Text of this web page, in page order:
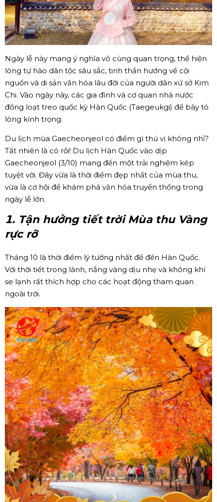
Ngày lễ này mang ý nghĩa vô cùng quan trọng, thể hiện
lòng tự hào dân tộc sâu sắc, tinh thần hướng về cội
nguồn và di sản văn hóa lâu đời của người dân xứ sở Kim
Chi. Vào ngày này, các gia đình và cơ quan nhà nước
đồng loạt treo quốc kỳ Hàn Quốc (Taegeukgi) để bày tỏ
lòng kính trọng.
Du lịch mùa Gaecheonjeol có điểm gì thú vị không nhỉ?
Tất nhiên là có rồi! Du lịch Hàn Quốc vào dịp
Gaecheonjeol (3/10) mang đến một trải nghiệm kép
tuyệt vời. Đây vừa là thời điểm đẹp nhất của mùa thu,
vừa là cơ hội để khám phá văn hóa truyền thống trong
ngày lễ lớn.
𝟭. Tận hưởng tiết trời Mùa thu Vàng
rực rỡ
Tháng 10 là thời điểm lý tưởng nhất để đến Hàn Quốc.
Với thời tiết trong lành, nắng vàng dịu nhẹ và không khí
se lạnh rất thích hợp cho các hoạt động tham quan
ngoài trời.